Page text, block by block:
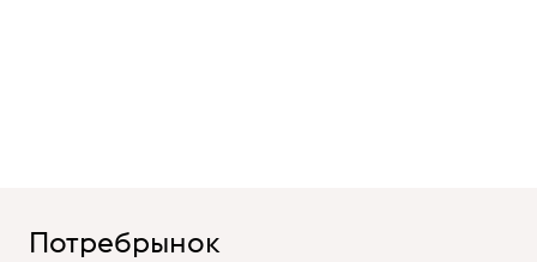
Потребрынок